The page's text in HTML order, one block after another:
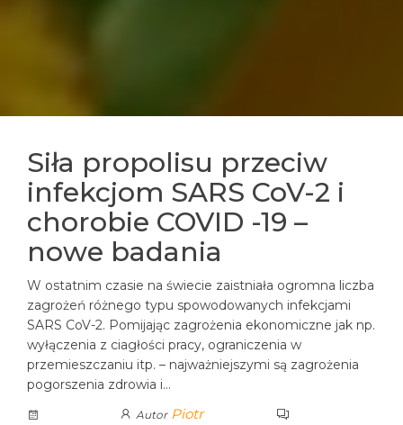
Siła propolisu przeciw
infekcjom SARS CoV-2 i
chorobie COVID -19 –
nowe badania
W ostatnim czasie na świecie zaistniała ogromna liczba
zagrożeń różnego typu spowodowanych infekcjami
SARS CoV-2. Pomijając zagrożenia ekonomiczne jak np.
wyłączenia z ciagłości pracy, ograniczenia w
przemieszczaniu itp. – najważniejszymi są zagrożenia
pogorszenia zdrowia i…
Autor Piotr